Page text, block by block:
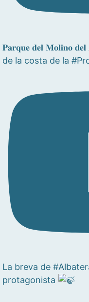
𝐏𝐚𝐫𝐪𝐮𝐞 𝐝𝐞𝐥 𝐌𝐨𝐥𝐢𝐧𝐨
de la costa de la
La breva de
protagonista